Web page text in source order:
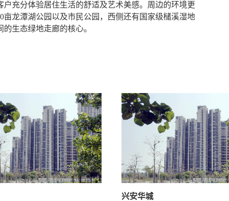
充分体验居住生活的舒适及艺术美感。周边的环境更
龙潭湖公园以及市民公园，西侧还有国家级槠溪湿地
生态绿地走廊的核心。
兴安华城